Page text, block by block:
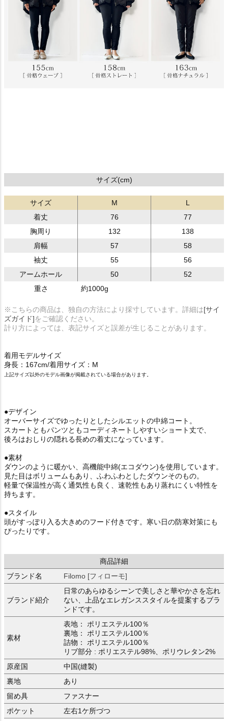
サイズ(cm)
サイズ M
L
着丈
76
77
胸周り
132
138
肩幅
57
58
袖丈
55
56
アームホール
50
52
重さ
約1000g
※こちらの商品は、独自の方法により採寸しています。詳細は[サイ
ズガイド]をご確認ください。
計り方によっては、表記サイズと誤差が生じることがあります。
着用モデルサイズ
身長：167cm/着用サイズ：M
上記サイズ以外のモデル画像が掲載されている場合があります。
●デザイン
オーバーサイズでゆったりとしたシルエットの中綿コート。
スカートともパンツともコーディネートしやすいショート丈で、
後ろはおしりの隠れる長めの着丈になっています。
●素材
ダウンのように暖かい、高機能中綿(エコダウン)を使用しています。
見た目はボリュームもあり、ふわふわとしたダウンそのもの。
軽量で保温性が高く通気性も良く、速乾性もあり蒸れにくい特性を
持ちます。
●スタイル
頭がすっぽり入る大きめのフード付きです。寒い日の防寒対策にも
ぴったりです。
商品詳細
ブランド名
Filomo [フィローモ]
ブランド紹介
日常のあらゆるシーンで美しさと華やかさを忘れ
ない、上品なエレガンススタイルを提案するブラ
ンドです。
素材
表地： ポリエステル100％
裏地： ポリエステル100％
詰物： ポリエステル100％
リブ部分 : ポリエステル98%、ポリウレタン2%
原産国
中国(縫製)
裏地
あり
留め具
ファスナー
ポケット
左右1ケ所づつ